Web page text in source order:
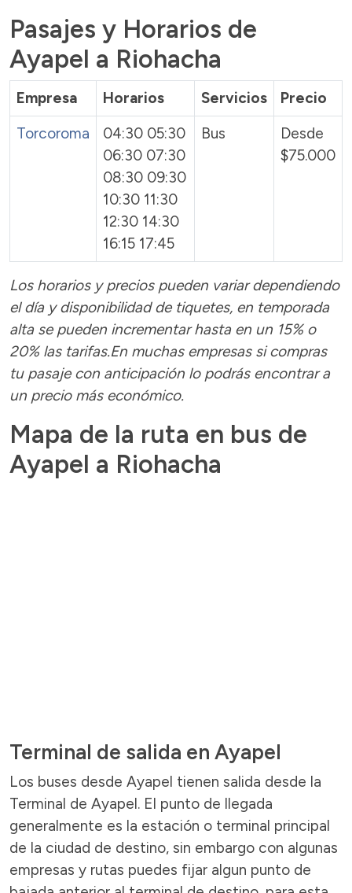
Pasajes y Horarios de
Ayapel a Riohacha
Empresa Horarios Servicios
Precio
Torcoroma
04:30 05:30
06:30 07:30
08:30 09:30
10:30 11:30
12:30 14:30
16:15 17:45
Bus
Desde
$75.000
Los horarios y precios pueden variar dependiendo
el día y disponibilidad de tiquetes, en temporada
alta se pueden incrementar hasta en un 15% o
20% las tarifas.En muchas empresas si compras
tu pasaje con anticipación lo podrás encontrar a
un precio más económico.
Mapa de la ruta en bus de
Ayapel a Riohacha
Terminal de salida en Ayapel
Los buses desde Ayapel tienen salida desde la
Terminal de Ayapel. El punto de llegada
generalmente es la estación o terminal principal
de la ciudad de destino, sin embargo con algunas
empresas y rutas puedes fijar algun punto de